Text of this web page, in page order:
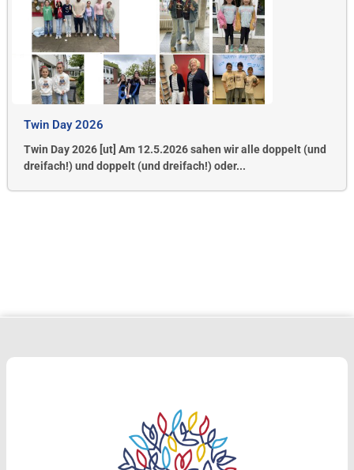
Twin Day 2026
Twin Day 2026 [ut] Am 12.5.2026 sahen wir alle doppelt (und
dreifach!) und doppelt (und dreifach!) oder...